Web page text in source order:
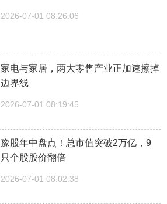
2026-07-01 08:26:06
家电与家居，两大零售产业正加速擦掉
边界线
2026-07-01 08:19:45
豫股年中盘点！总市值突破2万亿，9
只个股股价翻倍
2026-07-01 08:02:38